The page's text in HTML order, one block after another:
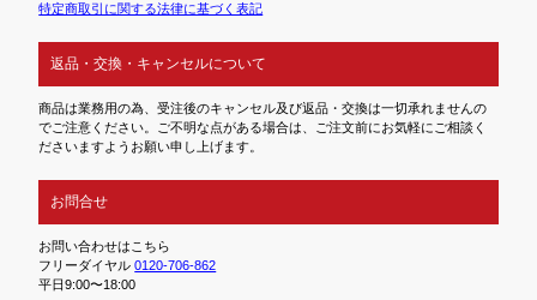
特定商取引に関する法律に基づく表記
返品・交換・キャンセルについて
商品は業務用の為、受注後のキャンセル及び返品・交換は一切承れませんの
でご注意ください。ご不明な点がある場合は、ご注文前にお気軽にご相談く
ださいますようお願い申し上げます。
お問合せ
お問い合わせはこちら
フリーダイヤル0120-706-862
平日9:00〜18:00